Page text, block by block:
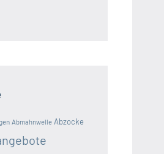
Abmahnwelle Abzocke